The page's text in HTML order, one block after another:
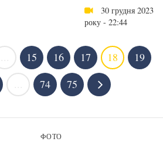
30 грудня 2023
року - 22:44
15 16 17 18
19
74 75
ФОТО